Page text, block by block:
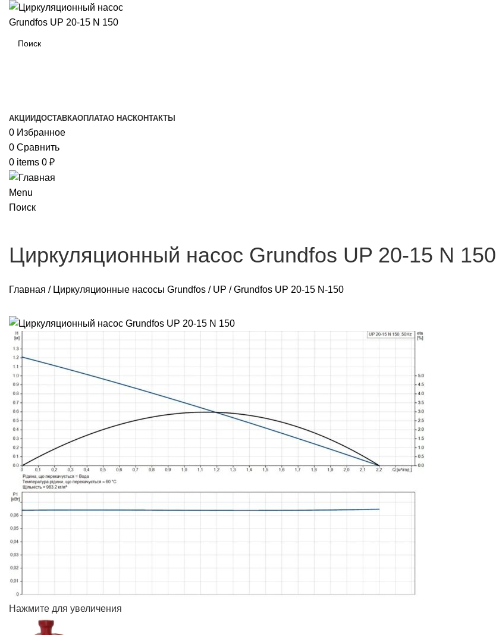
АКЦИИДОСТАВКАОПЛАТАО НАСКОНТАКТЫ
0 Избранное
0 Сравнить
0 items 0 ₽
Menu
Поиск
Циркуляционный насос Grundfos UP 20-15 N 150
Главная / Циркуляционные насосы Grundfos / UP /Grundfos UP 20-15 N-150
Нажмите для увеличения